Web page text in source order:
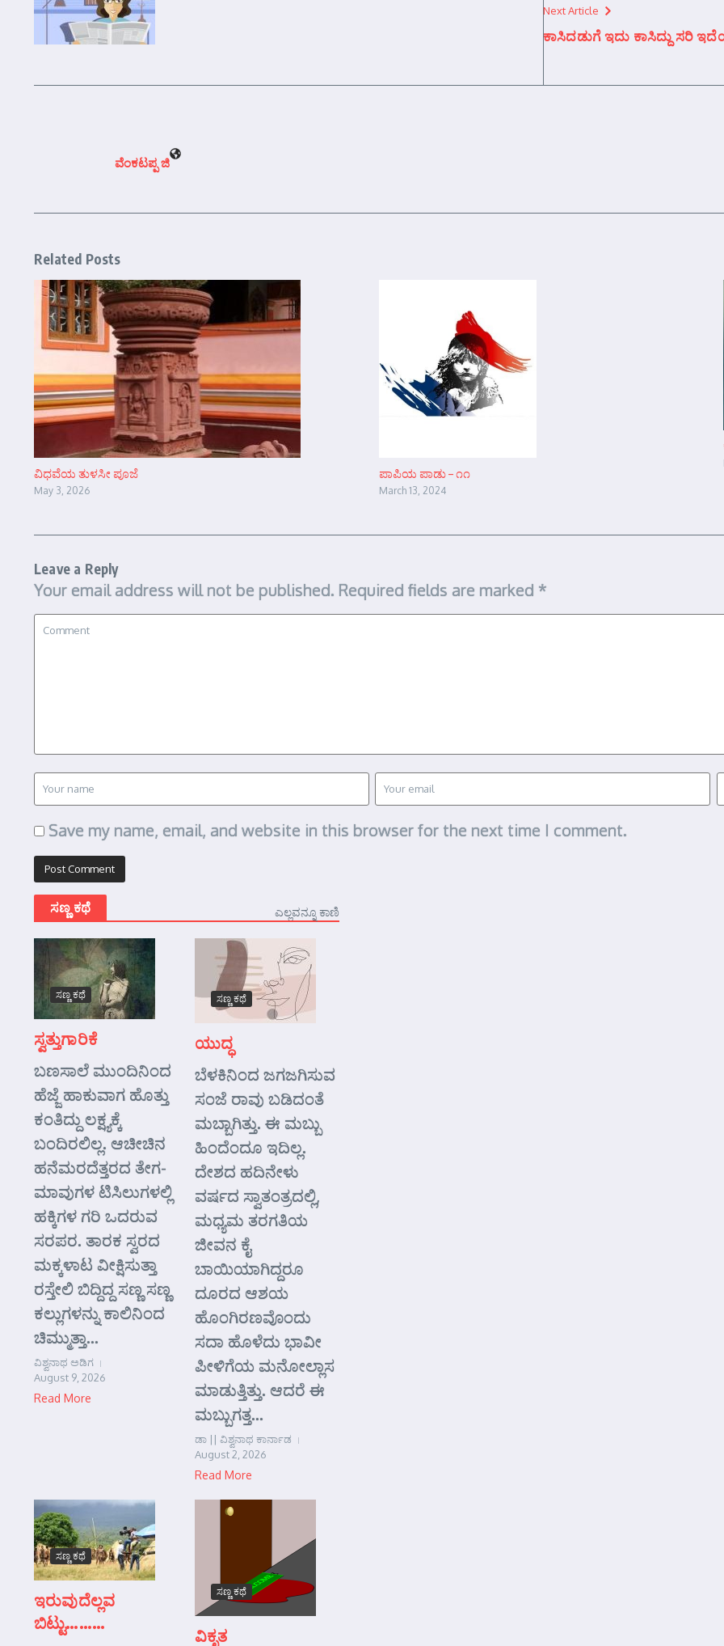
Next Article
ಕಾಸಿದಡುಗೆ ಇದು ಕಾಸಿದ್ದು ಸರಿ
ವೆಂಕಟಪ್ಪ ಜಿ
Related Posts
ವಿಧವೆಯ ತುಳಸೀ ಪೂಜೆ
May 3, 2026
ಪಾಪಿಯ ಪಾಡು – ೧೧
March 13, 2024
Leave a Reply
Your email address will not be published. Required fields are marked *
Save my name, email, and website in this browser for the next time I comment.
ಸಣ್ಣ ಕಥೆ ಎಲ್ಲವನ್ನೂ ಕಾಣಿ
ಸಣ್ಣ ಕಥೆ
ಸ್ವತ್ತುಗಾರಿಕೆ
ಬಣಸಾಲೆ ಮುಂದಿನಿಂದ
ಹೆಜ್ಜೆ ಹಾಕುವಾಗ ಹೊತ್ತು
ಕಂತಿದ್ದು ಲಕ್ಷ್ಯಕ್ಕೆ
ಬಂದಿರಲಿಲ್ಲ. ಆಚೀಚಿನ
ಹನೆಮರದೆತ್ತರದ ತೇಗ-
ಮಾವುಗಳ ಟಿಸಿಲುಗಳಲ್ಲಿ
ಹಕ್ಕಿಗಳ ಗರಿ ಒದರುವ
ಸರಪರ. ತಾರಕ ಸ್ವರದ
ಮಕ್ಕಳಾಟ ವೀಕ್ಷಿಸುತ್ತಾ
ರಸ್ತೇಲಿ ಬಿದ್ದಿದ್ದ ಸಣ್ಣ ಸಣ್ಣ
ಕಲ್ಲುಗಳನ್ನು ಕಾಲಿನಿಂದ
ಚಿಮ್ಮುತ್ತಾ...
ವಿಶ್ವನಾಥ ಅಡಿಗ
August 9, 2026
Read More
ಸಣ್ಣ ಕಥೆ
ಯುದ್ಧ
ಬೆಳಕಿನಿಂದ ಜಗಜಗಿಸುವ
ಸಂಜೆ ರಾವು ಬಡಿದಂತೆ
ಮಬ್ಬಾಗಿತ್ತು. ಈ ಮಬ್ಬು
ಹಿಂದೆಂದೂ ಇದಿಲ್ಲ.
ದೇಶದ ಹದಿನೇಳು
ವರ್ಷದ ಸ್ವಾತಂತ್ರದಲ್ಲಿ,
ಮಧ್ಯಮ ತರಗತಿಯ
ಜೀವನ ಕೈ
ಬಾಯಿಯಾಗಿದ್ದರೂ
ದೂರದ ಆಶಯ
ಹೊಂಗಿರಣವೊಂದು
ಸದಾ ಹೊಳೆದು ಭಾವೀ
ಪೀಳಿಗೆಯ ಮನೋಲ್ಲಾಸ
ಮಾಡುತ್ತಿತ್ತು. ಆದರೆ ಈ
ಮಬ್ಬುಗತ್ತ...
ಡಾ || ವಿಶ್ವನಾಥ ಕಾರ್ನಾಡ
August 2, 2026
Read More
ಸಣ್ಣ ಕಥೆ
ಇರುವುದೆಲ್ಲವ
ಬಿಟ್ಟು………
ಸಣ್ಣ ಕಥೆ
ವಿಕೃತ